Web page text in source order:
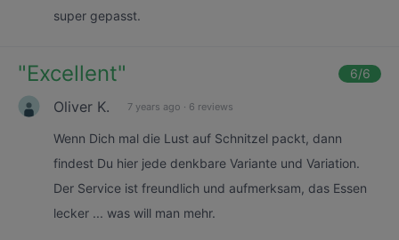
super gepasst.
"Excellent" 6/6
Oliver K. 7 years ago · 6 reviews
Wenn Dich mal die Lust auf Schnitzel packt, dann
findest Du hier jede denkbare Variante und Variation.
Der Service ist freundlich und aufmerksam, das Essen
lecker ... was will man mehr.